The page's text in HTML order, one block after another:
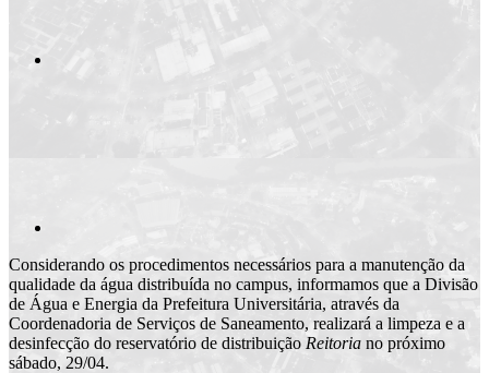
Considerando os procedimentos necessários para a manutenção da
qualidade da água distribuída no campus, informamos que a Divisão
de Água e Energia da Prefeitura Universitária, através da
Coordenadoria de Serviços de Saneamento, realizará a limpeza e a
desinfecção do reservatório de distribuição Reitoria no próximo
sábado, 29/04.